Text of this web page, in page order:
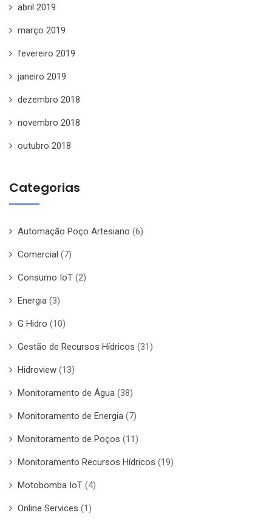
abril 2019
março 2019
fevereiro 2019
janeiro 2019
dezembro 2018
novembro 2018
outubro 2018
Categorias
Automação Poço Artesiano (6)
Comercial (7)
Consumo IoT (2)
Energia (3)
G Hidro (10)
Gestão de Recursos Hídricos (31)
Hidroview (13)
Monitoramento de Água (38)
Monitoramento de Energia (7)
Monitoramento de Poços (11)
Monitoramento Recursos Hídricos (19)
Motobomba IoT (4)
Online Services (1)